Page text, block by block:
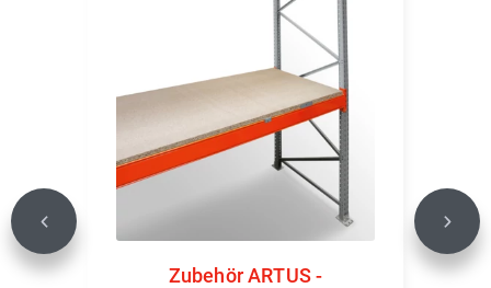
Zubehör ARTUS -
Previous Next